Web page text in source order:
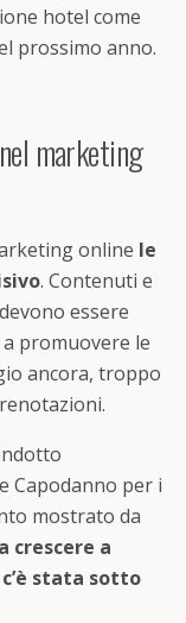
hotel come
prossimo anno.
marketing
online le
. Contenuti e
essere
promuovere le
ancora, troppo
Capodanno per i
mostrato da
crescere a
stata sotto